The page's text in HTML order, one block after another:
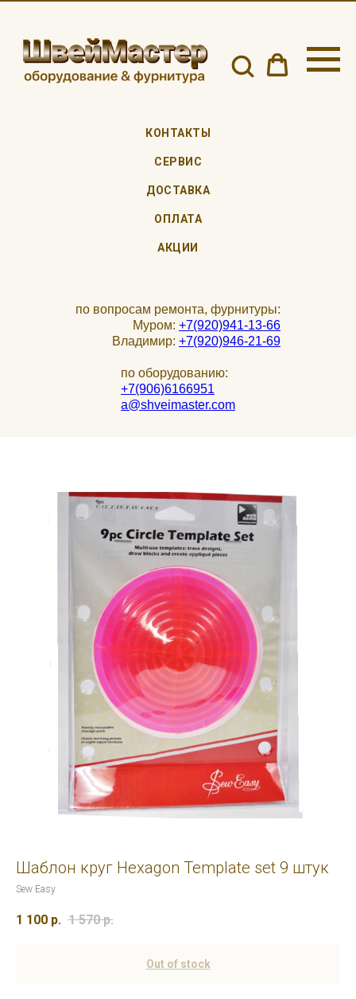
КОНТАКТЫ
СЕРВИС
ДОСТАВКА
ОПЛАТА
АКЦИИ
по вопросам ремонта, фурнитуры:
Муром: +7(920)941-13-66
Владимир: +7(920)946-21-69
по оборудованию:
+7(906)6166951
a@shveimaster.com
Шаблон круг Hexagon Template set 9 штук
Sew Easy
1 100 р. 1 570 р.
Out of stock